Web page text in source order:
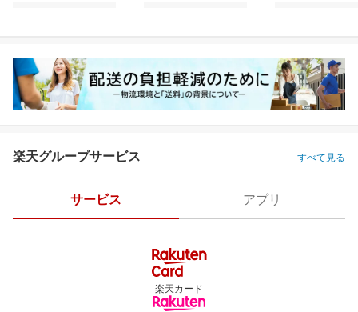
楽天グループサービス すべて見る
サービス アプリ
楽天カード